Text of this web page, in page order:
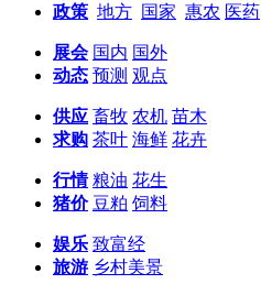
政策 地方 国家 惠农 医药
展会 国内 国外
动态 预测 观点
供应 畜牧 农机 苗木
求购 茶叶 海鲜 花卉
行情 粮油 花生
猪价 豆粕 饲料
娱乐 致富经
旅游 乡村美景